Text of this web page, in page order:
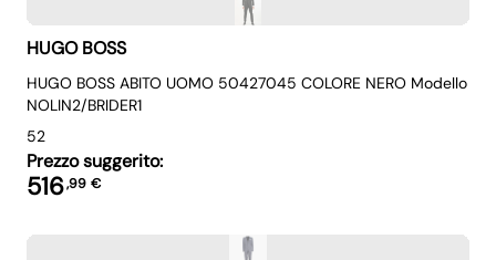
HUGO BOSS
HUGO BOSS ABITO UOMO 50427045 COLORE NERO Modello
NOLIN2/BRIDER1
52
Prezzo suggerito:
516,99 €